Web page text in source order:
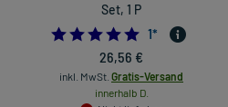
Set, 1 P
5.0
1*
26,56 €
inkl. MwSt. Gratis-Versand
innerhalb D.